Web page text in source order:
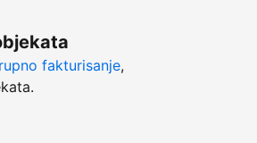
fakturisanje,